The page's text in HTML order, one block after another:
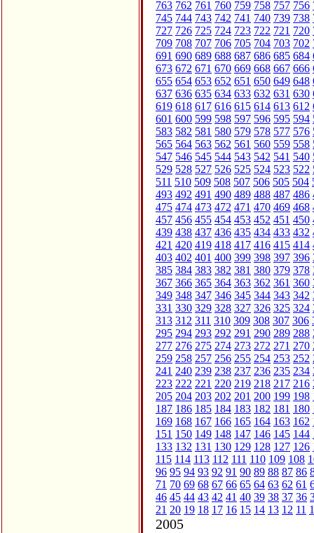
763 762 761 760 759 758 757 756
745 744 743 742 741 740 739 738
727 726 725 724 723 722 721 720
709 708 707 706 705 704 703 702
691 690 689 688 687 686 685 684
673 672 671 670 669 668 667 666
655 654 653 652 651 650 649 648
637 636 635 634 633 632 631 630
619 618 617 616 615 614 613 612
601 600 599 598 597 596 595 594
583 582 581 580 579 578 577 576
565 564 563 562 561 560 559 558
547 546 545 544 543 542 541 540
529 528 527 526 525 524 523 522
511 510 509 508 507 506 505 504
493 492 491 490 489 488 487 486
475 474 473 472 471 470 469 468
457 456 455 454 453 452 451 450
439 438 437 436 435 434 433 432
421 420 419 418 417 416 415 414
403 402 401 400 399 398 397 396
385 384 383 382 381 380 379 378
367 366 365 364 363 362 361 360
349 348 347 346 345 344 343 342
331 330 329 328 327 326 325 324
313 312 311 310 309 308 307 306
295 294 293 292 291 290 289 288
277 276 275 274 273 272 271 270
259 258 257 256 255 254 253 252
241 240 239 238 237 236 235 234
223 222 221 220 219 218 217 216
205 204 203 202 201 200 199 198
187 186 185 184 183 182 181 180
169 168 167 166 165 164 163 162
151 150 149 148 147 146 145 144
133 132 131 130 129 128 127 126
115 114 113 112 111 110 109 108
96 95 94 93 92 91 90 89 88 87 86
71 70 69 68 67 66 65 64 63 62 61
46 45 44 43 42 41 40 39 38 37 36
21 20 19 18 17 16 15 14 13 12 11
2005